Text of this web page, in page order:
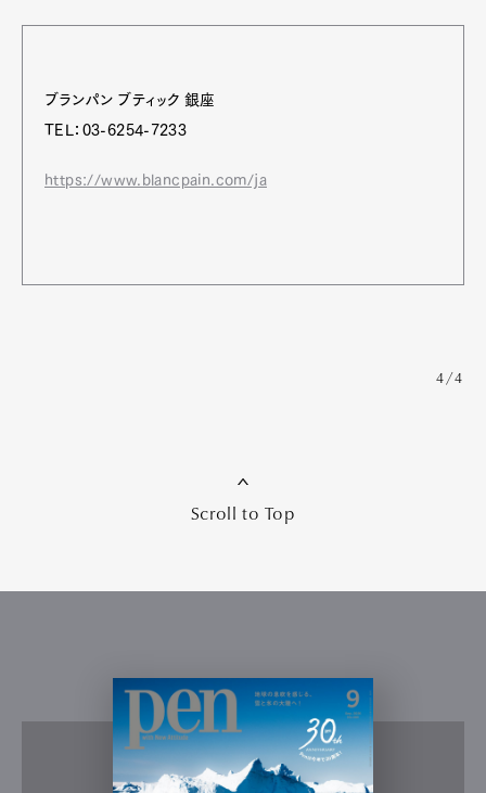
ブランパン ブティック 銀座
TEL：03-6254-7233
https://www.blancpain.com/ja
4/4
Scroll to Top